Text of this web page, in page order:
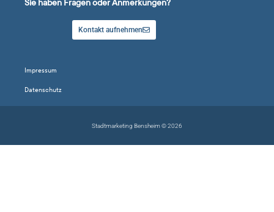
Sie haben Fragen oder Anmerkungen?
Kontakt aufnehmen
Impressum
Datenschutz
Stadtmarketing Bensheim © 2026